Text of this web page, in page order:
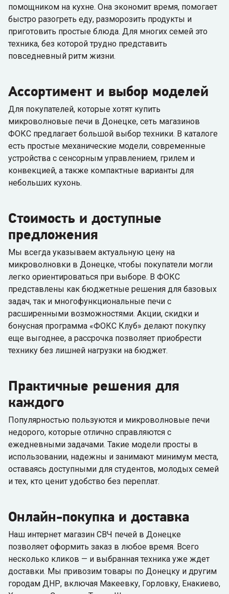
помощником на кухне. Она экономит время, помогает
быстро разогреть еду, разморозить продукты и
приготовить простые блюда. Для многих семей это
техника, без которой трудно представить
повседневный ритм жизни.
Ассортимент и выбор моделей
Для покупателей, которые хотят купить
микроволновые печи в Донецке, сеть магазинов
ФОКС предлагает большой выбор техники. В каталоге
есть простые механические модели, современные
устройства с сенсорным управлением, грилем и
конвекцией, а также компактные варианты для
небольших кухонь.
Стоимость и доступные
предложения
Мы всегда указываем актуальную цену на
микроволновки в Донецке, чтобы покупатели могли
легко ориентироваться при выборе. В ФОКС
представлены как бюджетные решения для базовых
задач, так и многофункциональные печи с
расширенными возможностями. Акции, скидки и
бонусная программа «ФОКС Клуб» делают покупку
еще выгоднее, а рассрочка позволяет приобрести
технику без лишней нагрузки на бюджет.
Практичные решения для
каждого
Популярностью пользуются и микроволновые печи
недорого, которые отлично справляются с
ежедневными задачами. Такие модели просты в
использовании, надежны и занимают минимум места,
оставаясь доступными для студентов, молодых семей
и тех, кто ценит удобство без переплат.
Онлайн-покупка и доставка
Наш интернет магазин СВЧ печей в Донецке
позволяет оформить заказ в любое время. Всего
несколько кликов — и выбранная техника уже ждет
доставки. Мы привозим товары по Донецку и другим
городам ДНР, включая Макеевку, Горловку, Енакиево,